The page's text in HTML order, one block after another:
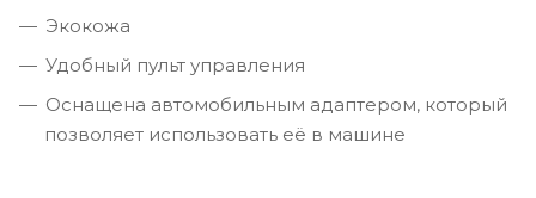
Экокожа
Удобный пульт управления
Оснащена автомобильным адаптером, который
позволяет использовать её в машине